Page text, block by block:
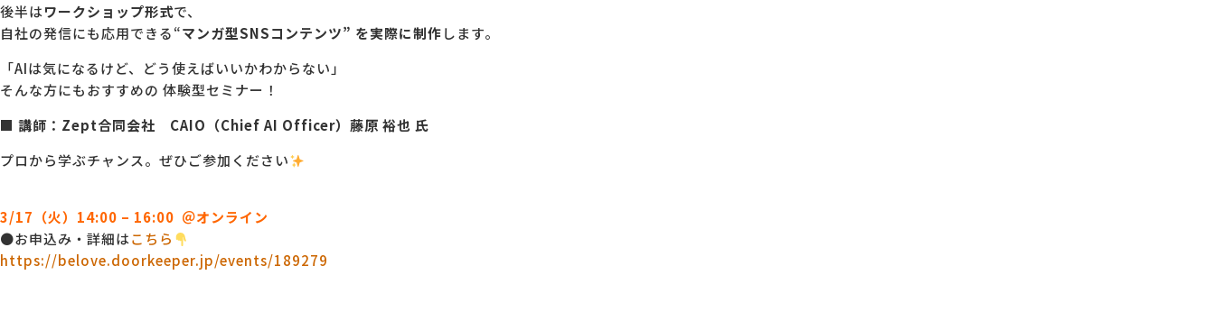
後半はワークショップ形式で、
自社の発信にも応用できる“マンガ型SNSコンテンツ” を実際に制作します。
「AIは気になるけど、どう使えばいいかわからない」
そんな方にもおすすめの 体験型セミナー！
■ 講師：Zept合同会社 CAIO（Chief AI Officer）藤原 裕也 氏
プロから学ぶチャンス。ぜひご参加ください
3/17（火）14:00 – 16:00 ＠オンライン
●お申込み・詳細はこちら
https://belove.doorkeeper.jp/events/189279